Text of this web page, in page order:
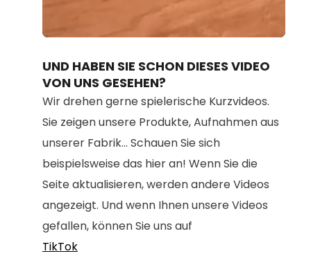
:
100.00%
UND HABEN SIE SCHON DIESES VIDEO
VON UNS GESEHEN?
Wir drehen gerne spielerische Kurzvideos.
Sie zeigen unsere Produkte, Aufnahmen aus
unserer Fabrik... Schauen Sie sich
beispielsweise das hier an! Wenn Sie die
Seite aktualisieren, werden andere Videos
angezeigt. Und wenn Ihnen unsere Videos
gefallen, können Sie uns auf
TikTok